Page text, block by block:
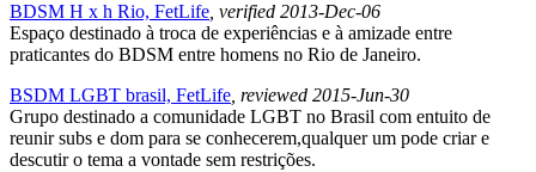
BDSM H x h Rio, FetLife , verified 2013-Dec-06
Espaço destinado à troca de experiências e à amizade entre
praticantes do BDSM entre homens no Rio de Janeiro.
BSDM LGBT brasil, FetLife , reviewed 2015-Jun-30
Grupo destinado a comunidade LGBT no Brasil com entuito de
reunir subs e dom para se conhecerem,qualquer um pode criar e
descutir o tema a vontade sem restrições.